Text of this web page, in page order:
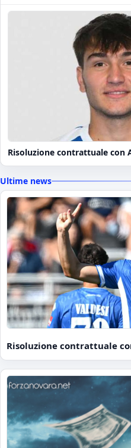
Risoluzione contrattuale con
Ultime news
Risoluzione contrattuale